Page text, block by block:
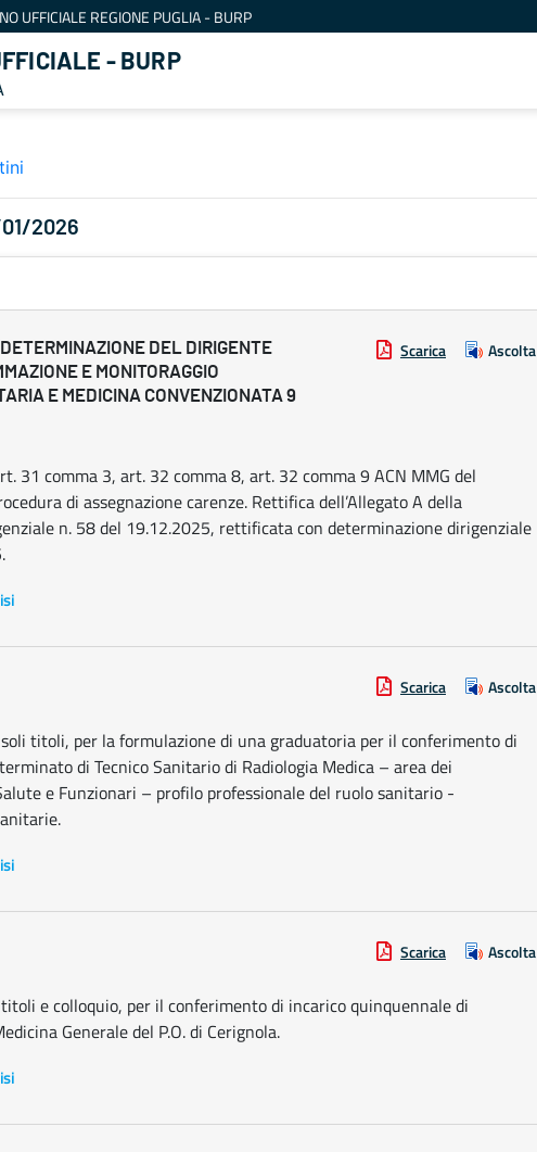
UFFICIALE REGIONE PUGLIA - BURP
- BURP
2026
DEL DIRIGENTE
E MONITORAGGIO
E MEDICINA CONVENZIONATA 9
Scarica Ascolta
31 comma 3, art. 32 comma 8, art. 32 comma 9 ACN MMG del
di assegnazione carenze. Rettifica dell’Allegato A della
n. 58 del 19.12.2025, rettificata con determinazione dirigenziale
Scarica Ascolta
titoli, per la formulazione di una graduatoria per il conferimento di
di Tecnico Sanitario di Radiologia Medica – area dei
e Funzionari – profilo professionale del ruolo sanitario -
Scarica Ascolta
e colloquio, per il conferimento di incarico quinquennale di
Generale del P.O. di Cerignola.